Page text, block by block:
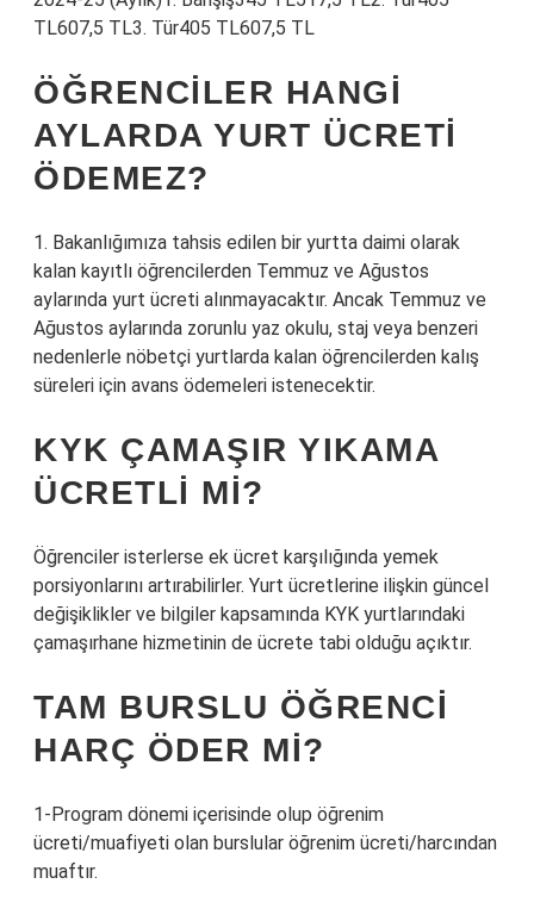
TL607,5 TL3. Tür405 TL607,5 TL
ÖĞRENCILER HANGI
AYLARDA YURT ÜCRETI
ÖDEMEZ?
1. Bakanlığımıza tahsis edilen bir yurtta daimi olarak
kalan kayıtlı öğrencilerden Temmuz ve Ağustos
aylarında yurt ücreti alınmayacaktır. Ancak Temmuz ve
Ağustos aylarında zorunlu yaz okulu, staj veya benzeri
nedenlerle nöbetçi yurtlarda kalan öğrencilerden kalış
süreleri için avans ödemeleri istenecektir.
KYK ÇAMAŞIR YIKAMA
ÜCRETLI MI?
Öğrenciler isterlerse ek ücret karşılığında yemek
porsiyonlarını artırabilirler. Yurt ücretlerine ilişkin güncel
değişiklikler ve bilgiler kapsamında KYK yurtlarındaki
çamaşırhane hizmetinin de ücrete tabi olduğu açıktır.
TAM BURSLU ÖĞRENCI
HARÇ ÖDER MI?
1-Program dönemi içerisinde olup öğrenim
ücreti/muafiyeti olan burslular öğrenim ücreti/harcından
muaftır.